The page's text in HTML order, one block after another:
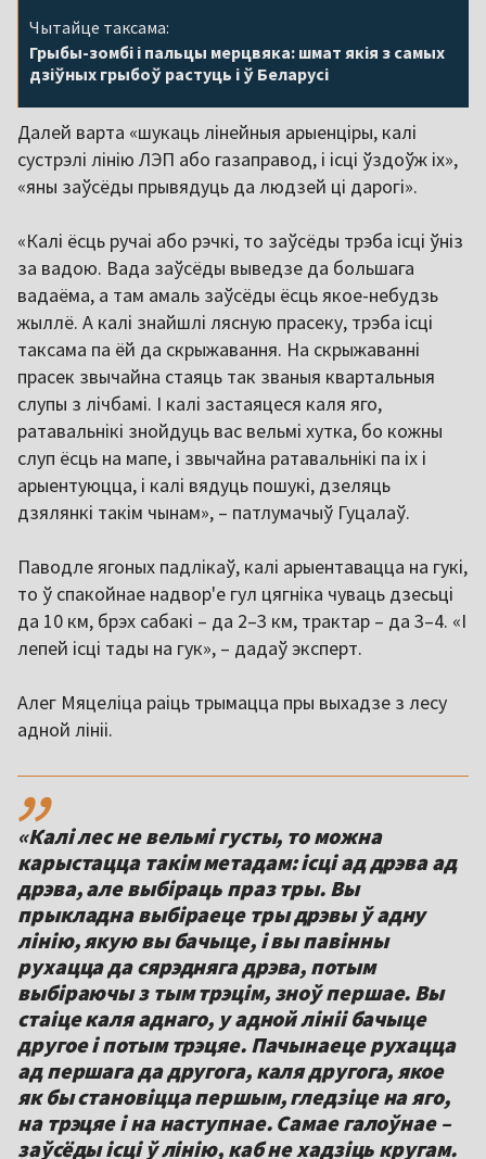
Чытайце таксама:
Грыбы-зомбі і пальцы мерцвяка: шмат якія з самых
дзіўных грыбоў растуць і ў Беларусі
Далей варта «шукаць лінейныя арыенціры, калі
сустрэлі лінію ЛЭП або газаправод, і ісці ўздоўж іх»,
«яны заўсёды прывядуць да людзей ці дарогі».
«Калі ёсць ручаі або рэчкі, то заўсёды трэба ісці ўніз
за вадою. Вада заўсёды выведзе да большага
вадаёма, а там амаль заўсёды ёсць якое-небудзь
жыллё. А калі знайшлі лясную прасеку, трэба ісці
таксама па ёй да скрыжавання. На скрыжаванні
прасек звычайна стаяць так званыя квартальныя
слупы з лічбамі. І калі застаяцеся каля яго,
ратавальнікі знойдуць вас вельмі хутка, бо кожны
слуп ёсць на мапе, і звычайна ратавальнікі па іх і
арыентуюцца, і калі вядуць пошукі, дзеляць
дзялянкі такім чынам», – патлумачыў Гуцалаў.
Паводле ягоных падлікаў, калі арыентавацца на гукі,
то ў спакойнае надвор'е гул цягніка чуваць дзесьці
да 10 км, брэх сабакі – да 2–3 км, трактар – да 3–4. «І
лепей ісці тады на гук», – дадаў эксперт.
Алег Мяцеліца раіць трымацца пры выхадзе з лесу
адной лініі.
,,
«Калі лес не вельмі густы, то можна
карыстацца такім метадам: ісці ад дрэва ад
дрэва, але выбіраць праз тры. Вы
прыкладна выбіраеце тры дрэвы ў адну
лінію, якую вы бачыце, і вы павінны
рухацца да сярэдняга дрэва, потым
выбіраючы з тым трэцім, зноў першае. Вы
стаіце каля аднаго, у адной лініі бачыце
другое і потым трэцяе. Пачынаеце рухацца
ад першага да другога, каля другога, якое
як бы становіцца першым, гледзіце на яго,
на трэцяе і на наступнае. Самае галоўнае –
заўсёды ісці ў лінію, каб не хадзіць кругам.